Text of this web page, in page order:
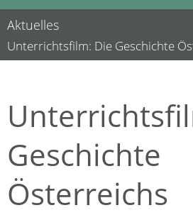
Aktuelles
Unterrichtsfilm: Die Geschichte
Geschichte
Österreichs